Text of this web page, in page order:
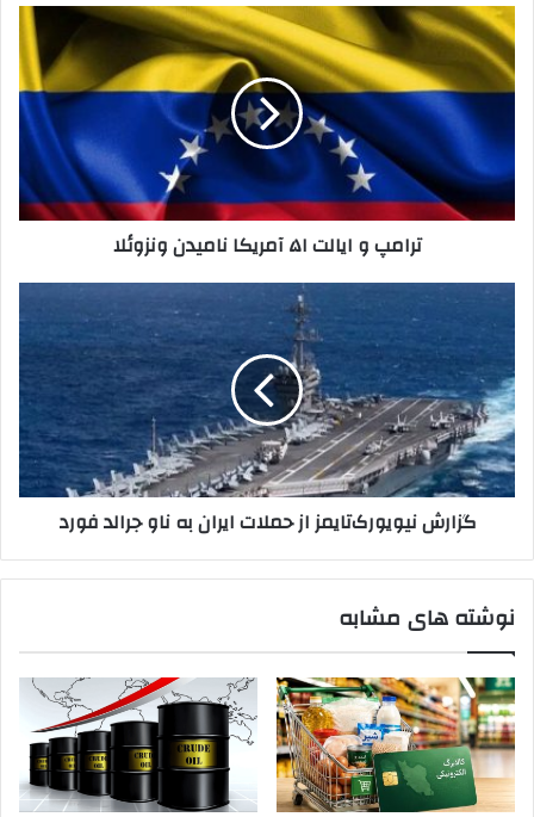
ترامپ
و
ایالت
۵۱
آمریکا
نامیدن
ونزوئلا
ترامپ و ایالت ۵۱ آمریکا نامیدن ونزوئلا
گزارش
حملات
ایران
به
ناو
جرالد
فورد
گزارش نیویورک‌تایمز از حملات ایران به ناو جرالد فورد
نوشته های مشابه